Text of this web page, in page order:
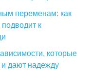
переменам: как
к
которые
и дают надежду